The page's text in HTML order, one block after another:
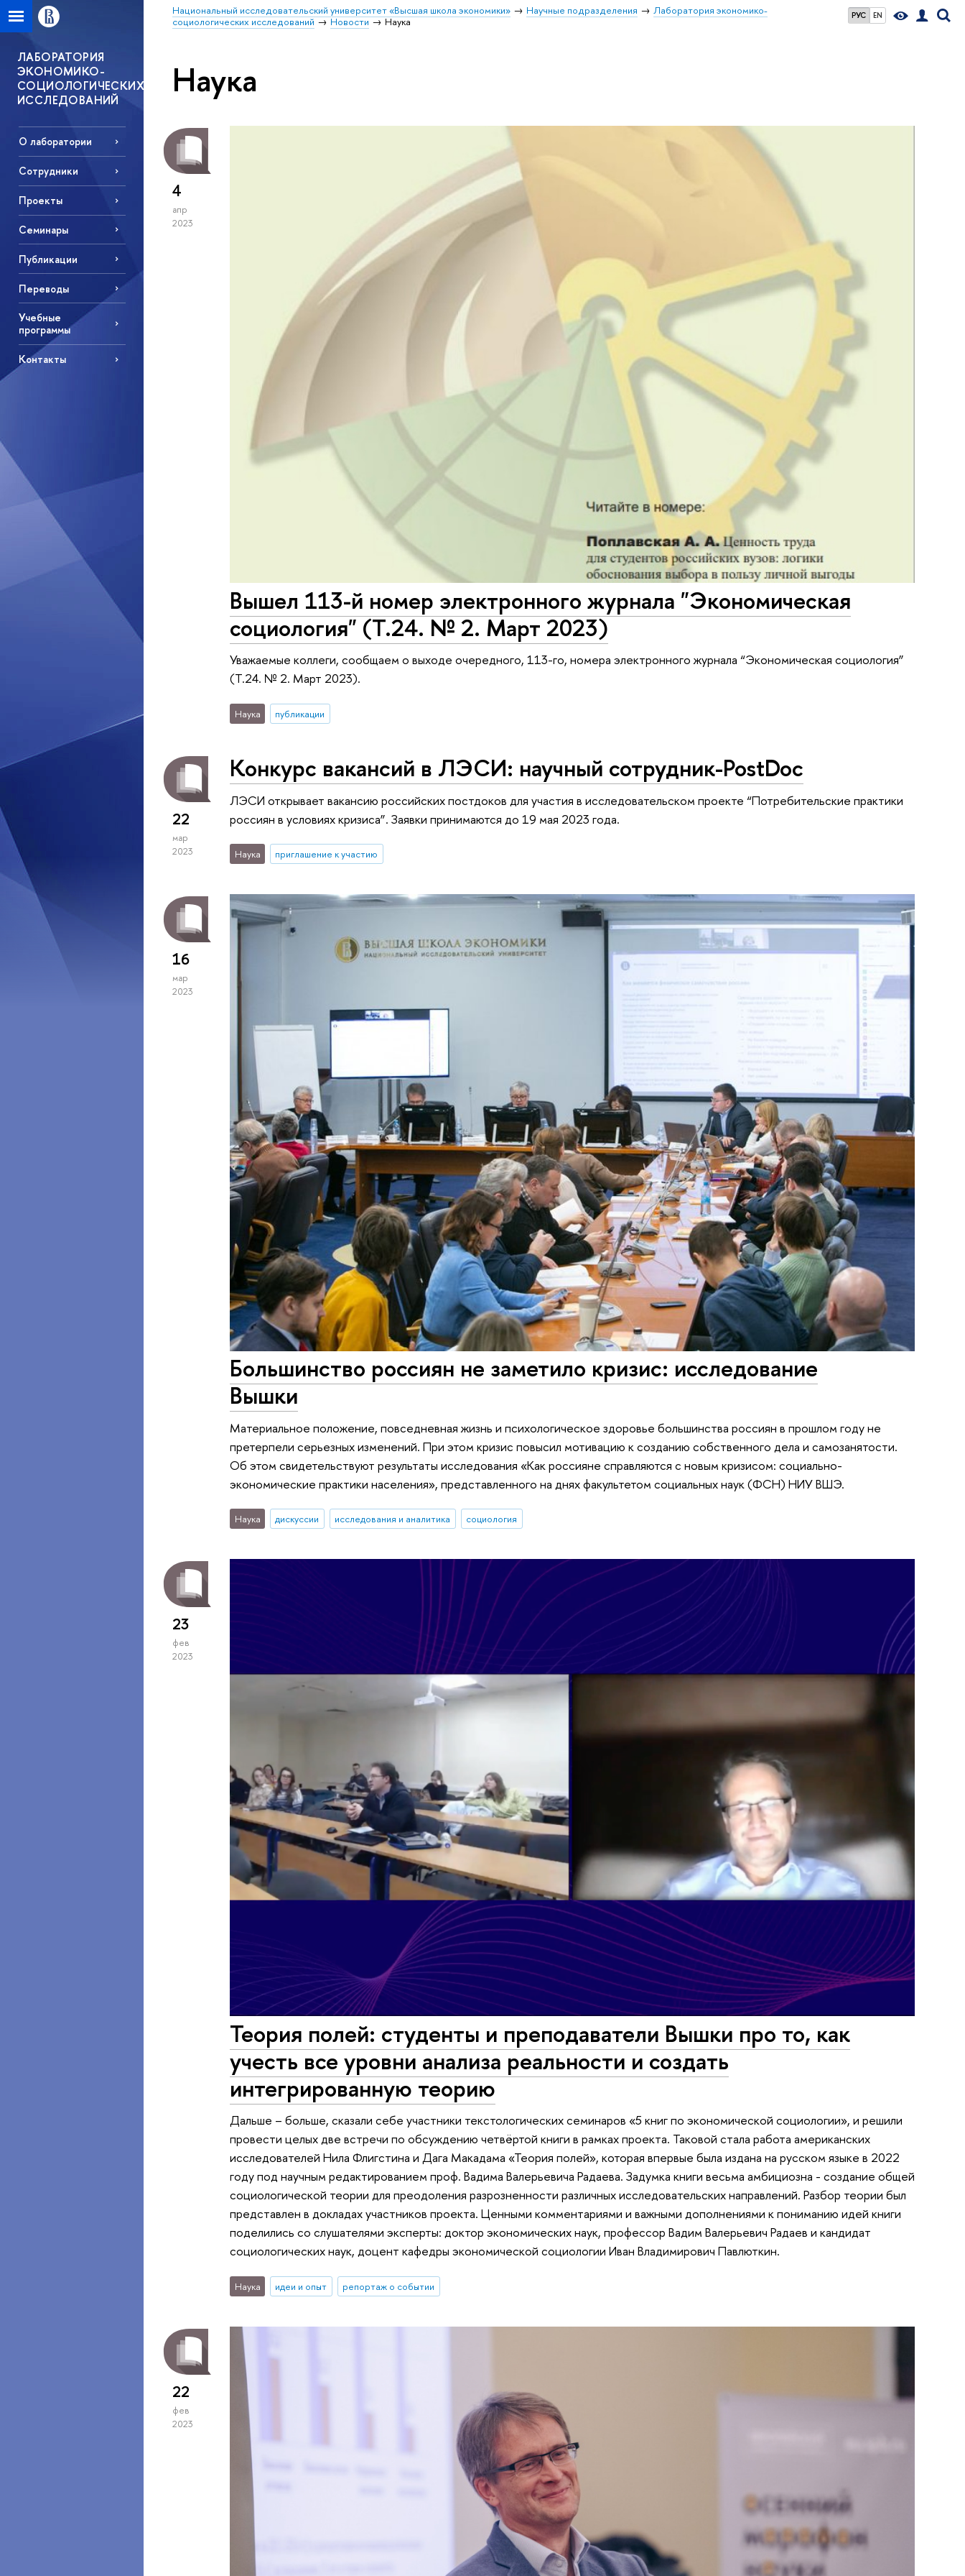
РУС EN
Национальный исследовательский университет «Высшая школа экономики» Научные подразделения
Лаборатория экономико-
социологических исследований
Новости Наука
ЛАБОРАТОРИЯ
ЭКОНОМИКО-
СОЦИОЛОГИЧЕСКИХ
ИССЛЕДОВАНИЙ
О лаборатории
Сотрудники
Проекты
Семинары
Публикации
Переводы
Учебные
программы
Контакты
Наука
4
апр
2023
Вышел 113-й номер электронного журнала "Экономическая
социология" (Т.24. № 2. Март 2023)
Уважаемые коллеги, сообщаем о выходе очередного, 113-го, номера электронного журнала “Экономическая социология”
(Т.24. № 2. Март 2023).
Наука публикации
22
мар
2023
Конкурс вакансий в ЛЭСИ: научный сотрудник-PostDoc
ЛЭСИ открывает вакансию российских постдоков для участия в исследовательском проекте “Потребительские практики
россиян в условиях кризиса”. Заявки принимаются до 19 мая 2023 года.
Наука приглашение к участию
16
мар
2023
Большинство россиян не заметило кризис: исследование
Вышки
Материальное положение, повседневная жизнь и психологическое здоровье большинства россиян в прошлом году не
претерпели серьезных изменений. При этом кризис повысил мотивацию к созданию собственного дела и самозанятости.
Об этом свидетельствуют результаты исследования «Как россияне справляются с новым кризисом: социально-
экономические практики населения», представленного на днях факультетом социальных наук (ФСН) НИУ ВШЭ.
Наука дискуссии исследования и аналитика социология
23
фев
2023
Теория полей: студенты и преподаватели Вышки про то, как
учесть все уровни анализа реальности и создать
интегрированную теорию
Дальше – больше, сказали себе участники текстологических семинаров «5 книг по экономической социологии», и решили
провести целых две встречи по обсуждению четвёртой книги в рамках проекта. Таковой стала работа американских
исследователей Нила Флигстина и Дага Макадама «Теория полей», которая впервые была издана на русском языке в 2022
году под научным редактированием проф. Вадима Валерьевича Радаева. Задумка книги весьма амбициозна - создание общей
социологической теории для преодоления разрозненности различных исследовательских направлений. Разбор теории был
представлен в докладах участников проекта. Ценными комментариями и важными дополнениями к пониманию идей книги
поделились со слушателями эксперты: доктор экономических наук, профессор Вадим Валерьевич Радаев и кандидат
социологических наук, доцент кафедры экономической социологии Иван Владимирович Павлюткин.
Наука идеи и опыт репортаж о событии
22
фев
2023